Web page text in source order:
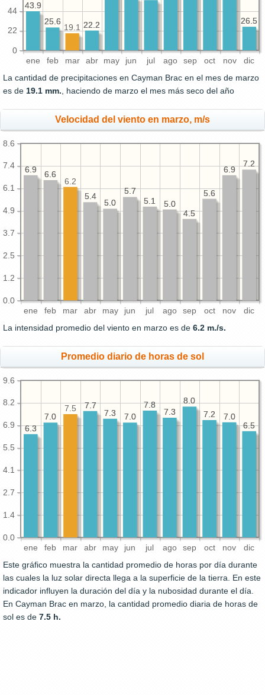
ene feb mar abr may jun jul ago sep oct nov dic
0
22
44
26.5
22.2
25.6
43.9
26.5
22.2
19.1
25.6
43.9
La cantidad de precipitaciones en Cayman Brac en el mes de marzo
es de 19.1 mm. , haciendo de marzo el mes más seco del año
Velocidad del viento en marzo, m/s
ene feb mar abr may jun jul ago sep oct nov dic
0.0
1.2
2.5
3.7
4.9
6.1
7.4
8.6
7.2
6.9
5.6
4.5
5.0
5.1
5.7
5.0
5.4
6.6
6.9
7.2
6.9
5.6
4.5
5.0
5.1
5.7
5.0
5.4
6.2
6.6
6.9
La intensidad promedio del viento en marzo es de 6.2 m./s.
Promedio diario de horas de sol
ene feb mar abr may jun jul ago sep oct nov dic
0.0
1.4
2.7
4.1
5.5
6.9
8.2
9.6
6.5
7.0
7.2
8.0
7.3
7.8
7.0
7.3
7.7
7.0
6.3
6.5
7.0
7.2
8.0
7.3
7.8
7.0
7.3
7.7
7.5
7.0
6.3
Este gráfico muestra la cantidad promedio de horas por día durante
las cuales la luz solar directa llega a la superficie de la tierra. En este
indicador influyen la duración del día y la nubosidad durante el día.
En Cayman Brac en marzo, la cantidad promedio diaria de horas de
sol es de 7.5 h.